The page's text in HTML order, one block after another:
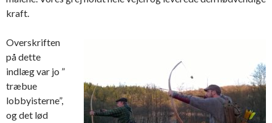
kraft.
Overskriften
på dette
indlæg var jo ”
træbue
lobbyisterne”,
og det lød